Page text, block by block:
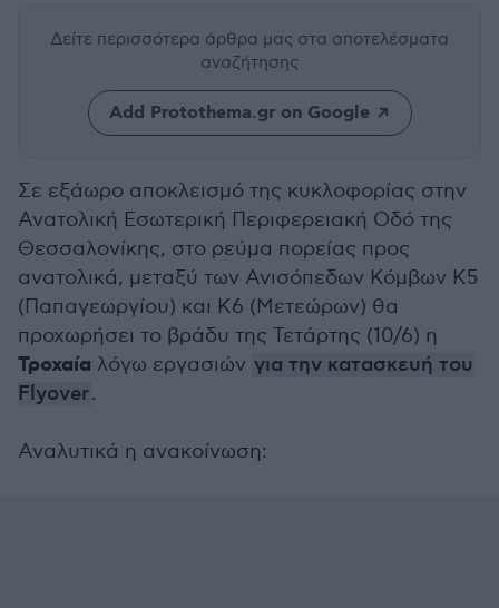
Δείτε περισσότερα άρθρα μας στα αποτελέσματα
αναζήτησης
Add Protothema.gr on Google
Σε εξάωρο αποκλεισμό της κυκλοφορίας στην
Ανατολική Εσωτερική Περιφερειακή Οδό της
Θεσσαλονίκης, στο ρεύμα πορείας προς
ανατολικά, μεταξύ των Ανισόπεδων Κόμβων Κ5
(Παπαγεωργίου) και Κ6 (Μετεώρων) θα
προχωρήσει το βράδυ της Τετάρτης (10/6) η
Τροχαία λόγω εργασιών για την κατασκευή του
Flyover.
Αναλυτικά η ανακοίνωση: